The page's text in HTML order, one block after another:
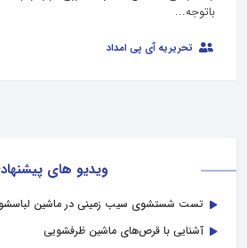
ویدیو های
تست شستشوی سیب زمینی در ماشین
آشنایی با قرص‌های ماشین ظرفشویی
باتوجه...
تحریریه آی پی امداد